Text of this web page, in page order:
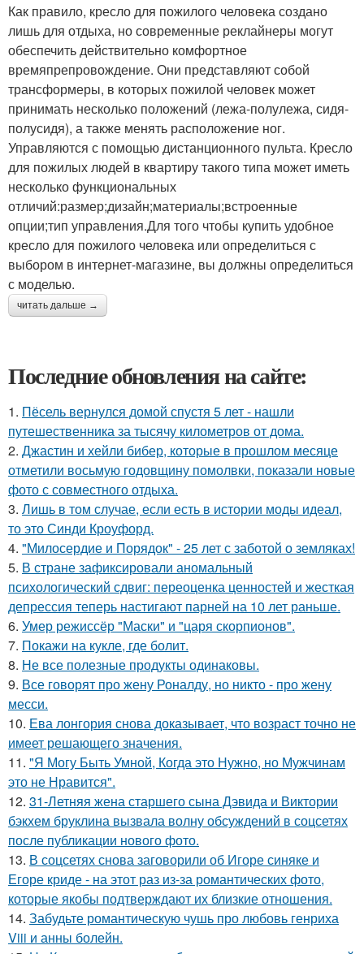
Как правило, кресло для пожилого человека создано
лишь для отдыха, но современные реклайнеры могут
обеспечить действительно комфортное
времяпрепровождение. Они представляют собой
трансформеры, в которых пожилой человек может
принимать несколько положений (лежа-полулежа, сидя-
полусидя), а также менять расположение ног.
Управляются с помощью дистанционного пульта. Кресло
для пожилых людей в квартиру такого типа может иметь
несколько функциональных
отличий:размер;дизайн;материалы;встроенные
опции;тип управления.Для того чтобы купить удобное
кресло для пожилого человека или определиться с
выбором в интернет-магазине, вы должны определиться
с моделью.
читать дальше →
Последние обновления на сайте:
1. Пёсель вернулся домой спустя 5 лет - нашли
путешественника за тысячу километров от дома.
2. Джастин и хейли бибер, которые в прошлом месяце
отметили восьмую годовщину помолвки, показали новые
фото с совместного отдыха.
3. Лишь в том случае, если есть в истории моды идеал,
то это Синди Кроуфорд.
4. "Милосердие и Порядок" - 25 лет с заботой о земляках!
5. В стране зафиксировали аномальный
психологический сдвиг: переоценка ценностей и жесткая
депрессия теперь настигают парней на 10 лет раньше.
6. Умер режиссёр "Маски" и "царя скорпионов".
7. Покажи на кукле, где болит.
8. Не все полезные продукты одинаковы.
9. Все говорят про жену Роналду, но никто - про жену
месси.
10. Ева лонгория снова доказывает, что возраст точно не
имеет решающего значения.
11. "Я Могу Быть Умной, Когда это Нужно, но Мужчинам
это не Нравится".
12. 31-Летняя жена старшего сына Дэвида и Виктории
бэкхем бруклина вызвала волну обсуждений в соцсетях
после публикации нового фото.
13. В соцсетях снова заговорили об Игоре синяке и
Егоре криде - на этот раз из-за романтических фото,
которые якобы подтверждают их близкие отношения.
14. Забудьте романтическую чушь про любовь генриха
Viii и анны болейн.